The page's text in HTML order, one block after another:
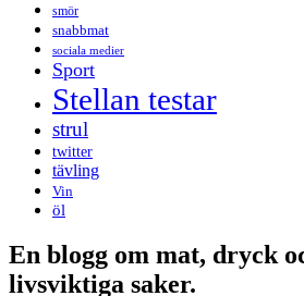
smör
snabbmat
sociala medier
Sport
Stellan testar
strul
twitter
tävling
Vin
öl
En blogg om mat, dryck
livsviktiga saker.